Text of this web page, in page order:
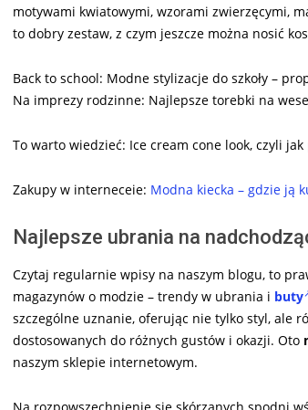
motywami kwiatowymi, wzorami zwierzęcymi,
to dobry zestaw, z czym jeszcze można nosić
Back to school: Modne stylizacje do szkoły –
Na imprezy rodzinne: Najlepsze torebki na
To warto wiedzieć: Ice cream cone look, czyli
Zakupy w interneceie: Modna kiecka – gdzie ją
Najlepsze ubrania na
Czytaj regularnie wpisy na naszym blogu, to
magazynów o modzie – trendy w ubrania i buty
szczególne uznanie, oferując nie tylko styl, ale
dostosowanych do różnych gustów i okazji. Oto
naszym sklepie internetowym.